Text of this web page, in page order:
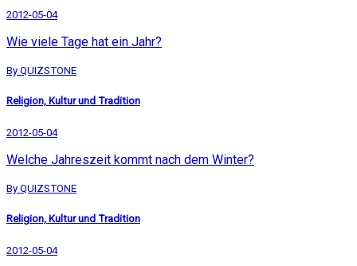
2012-05-04
Wie viele Tage hat ein Jahr?
By QUIZSTONE
Religion, Kultur und Tradition
2012-05-04
Welche Jahreszeit kommt nach dem Winter?
By QUIZSTONE
Religion, Kultur und Tradition
2012-05-04